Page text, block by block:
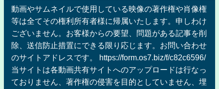
動画やサムネイルで使用している映像の著作権や肖像権
等は全てその権利所有者様に帰属いたします。申しわけ
ございません。お客様からの要望、問題がある記事を削
除、送信防止措置にできる限り応じます。お問い合わせ
のサイトアドレスです。 https://form.os7.biz/f/c82c6596/
当サイトは各動画共有サイトへのアップロードは行なっ
ておりません、著作権の侵害を目的としていません、埋